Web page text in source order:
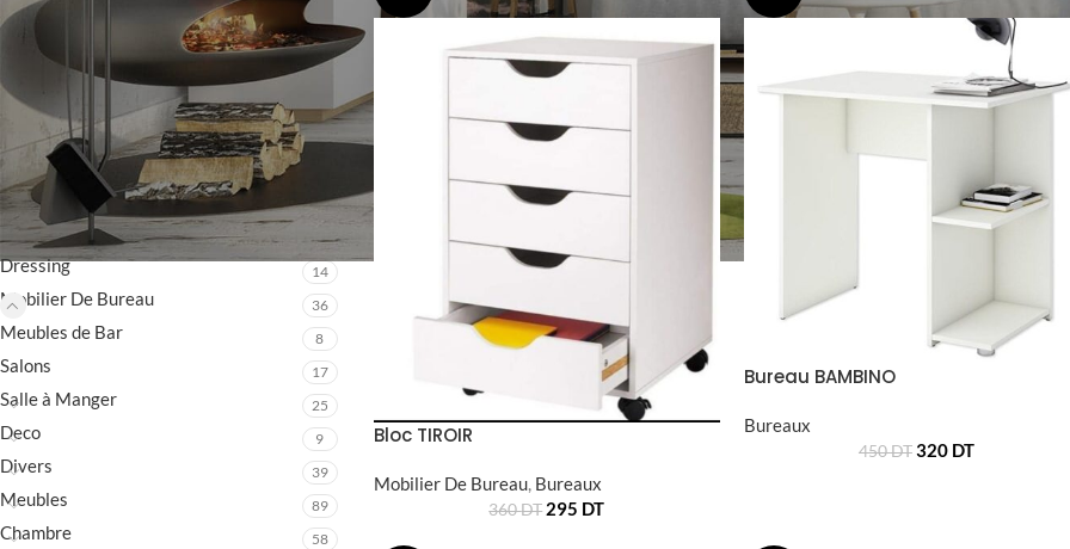
FILTRER
CATÉGORIES DE PRODUITS
Dressing 14
Mobilier De Bureau 36
Meubles de Bar 8
Salons 17
Salle à Manger 25
Deco 9
Divers 39
Meubles 89
Chambre 58
Bloc TIROIR
Mobilier De Bureau, Bureaux
360DT 295 DT
Bureau BAMBINO
Bureaux
450DT320 DT